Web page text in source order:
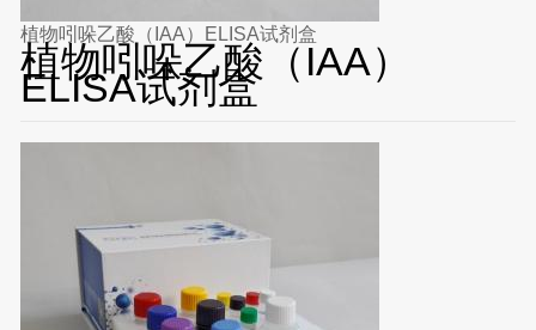
植物吲哚乙酸（IAA）ELISA试剂盒
植物吲哚乙酸（IAA）
ELISA试剂盒